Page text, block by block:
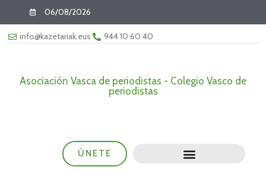
06/08/2026
info@kazetariak.eus 944 10 60 40
Asociación Vasca de periodistas - Colegio Vasco de
periodistas
ÚNETE